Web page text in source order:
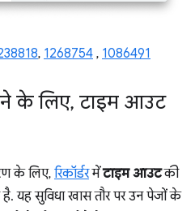
, 1268754 , 1086491
के लिए, टाइम आउट
के लिए, रिकॉर्डरमेंटाइम आउटकी
यह सुविधा खास तौर पर उन पेजों के